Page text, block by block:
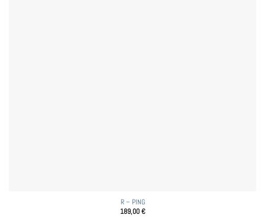
R – PING
189,00€